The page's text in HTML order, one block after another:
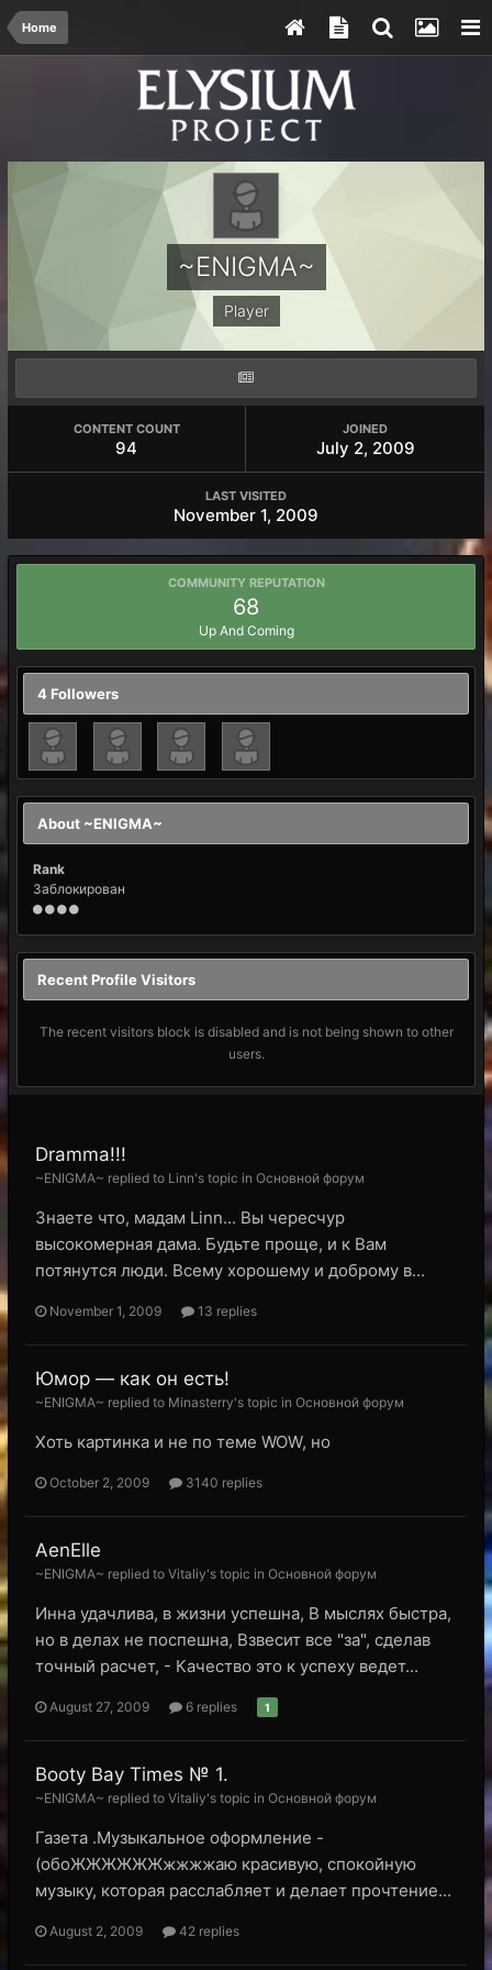
Home
~ENIGMA~
Player
CONTENT COUNT
94
JOINED
July 2, 2009
LAST VISITED
November 1, 2009
COMMUNITY REPUTATION
68
Up And Coming
4 Followers
About ~ENIGMA~
Rank
Заблокирован
Recent Profile Visitors
The recent visitors block is disabled and is not being shown to other
users.
Dramma!!!
~ENIGMA~ replied to Linn's topic in Основной форум
Знаете что, мадам Linn... Вы чересчур
высокомерная дама. Будьте проще, и к Вам
потянутся люди. Всему хорошему и доброму в...
November 1, 2009 13 replies
Юмор — как он есть!
~ENIGMA~ replied to Minasterry's topic in Основной форум
Хоть картинка и не по теме WOW, но
October 2, 2009 3140 replies
AenElle
~ENIGMA~ replied to Vitaliy's topic in Основной форум
Инна удачлива, в жизни успешна, В мыслях быстра,
но в делах не поспешна, Взвесит все "за", сделав
точный расчет, - Качество это к успеху ведет...
August 27, 2009 6 replies 1
Booty Bay Times № 1.
~ENIGMA~ replied to Vitaliy's topic in Основной форум
Газета .Музыкальное оформление -
(обоЖЖЖЖЖЖжжжжаю красивую, спокойную
музыку, которая расслабляет и делает прочтение...
August 2, 2009 42 replies